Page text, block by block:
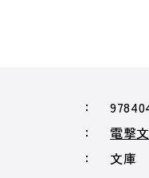
電撃
文庫